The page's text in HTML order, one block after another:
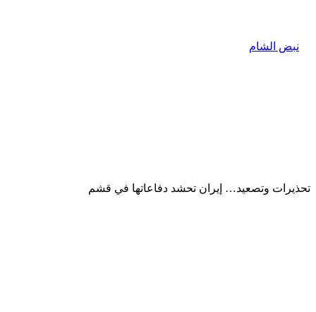
تحذيرات وتصعيد… إيران تحشد دفاعاتها في قشم